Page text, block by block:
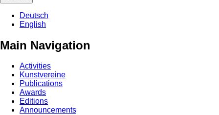
Deutsch
English
Main Navigation
Activities
Kunstvereine
Publications
Awards
Editions
Announcements